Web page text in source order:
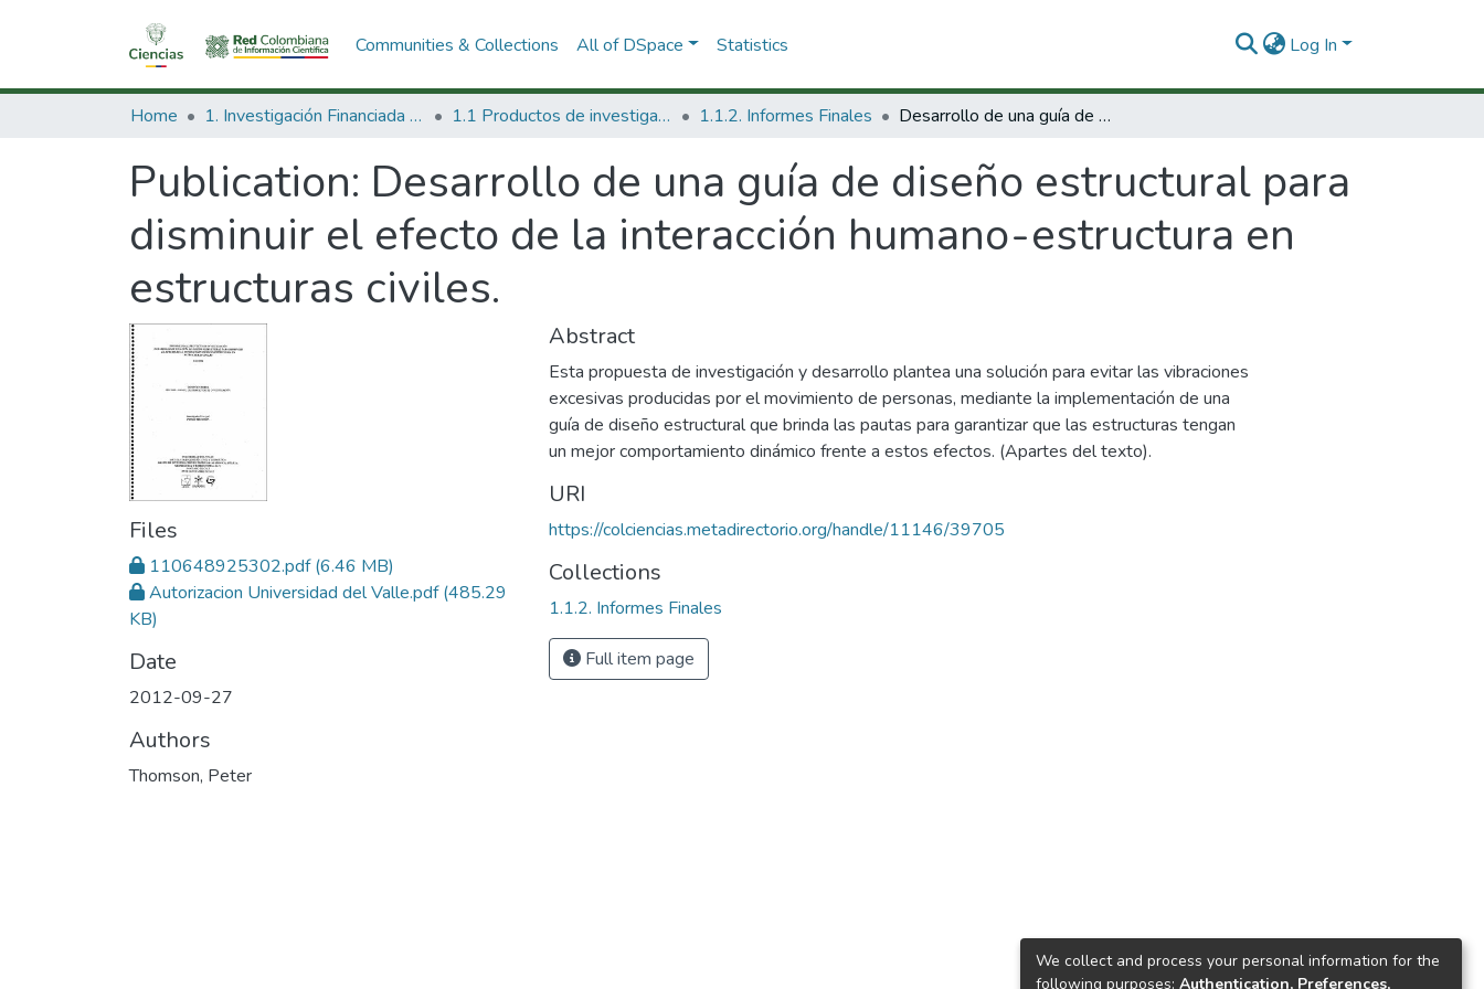
Communities & Collections All of DSpace Statistics Log In
Home 1. Investigación Financiada con Recursos Públicos 1.1 Productos de investigación 1.1.2. Informes Finales Desarrollo de una guía de diseño estructural para disminuir el efecto de la interacción humano-estructura en estructuras civiles.
Publication: Desarrollo de una guía de diseño estructural para
disminuir el efecto de la interacción humano-estructura en
estructuras civiles.
Files
110648925302.pdf(6.46 MB)
Autorizacion Universidad del Valle.pdf(485.29
KB)
Date
2012-09-27
Authors
Thomson, Peter
Abstract
Esta propuesta de investigación y desarrollo plantea una solución para evitar las vibraciones
excesivas producidas por el movimiento de personas, mediante la implementación de una
guía de diseño estructural que brinda las pautas para garantizar que las estructuras tengan
un mejor comportamiento dinámico frente a estos efectos. (Apartes del texto).
URI
https://colciencias.metadirectorio.org/handle/11146/39705
Collections
1.1.2. Informes Finales
Full item page
We collect and process your personal information for the
following purposes: Authentication, Preferences,